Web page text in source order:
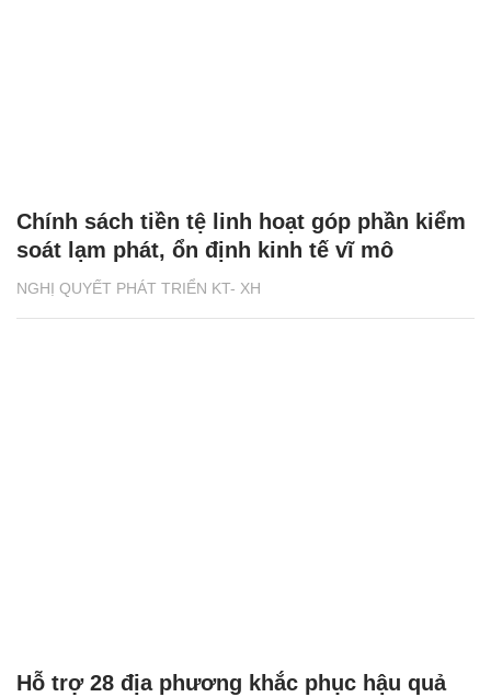
NGHỊ QUYẾT PHÁT TRIỂN KT- XH
Chính sách tiền tệ linh hoạt góp phần kiểm
soát lạm phát, ổn định kinh tế vĩ mô
Hỗ trợ 28 địa phương khắc phục hậu quả